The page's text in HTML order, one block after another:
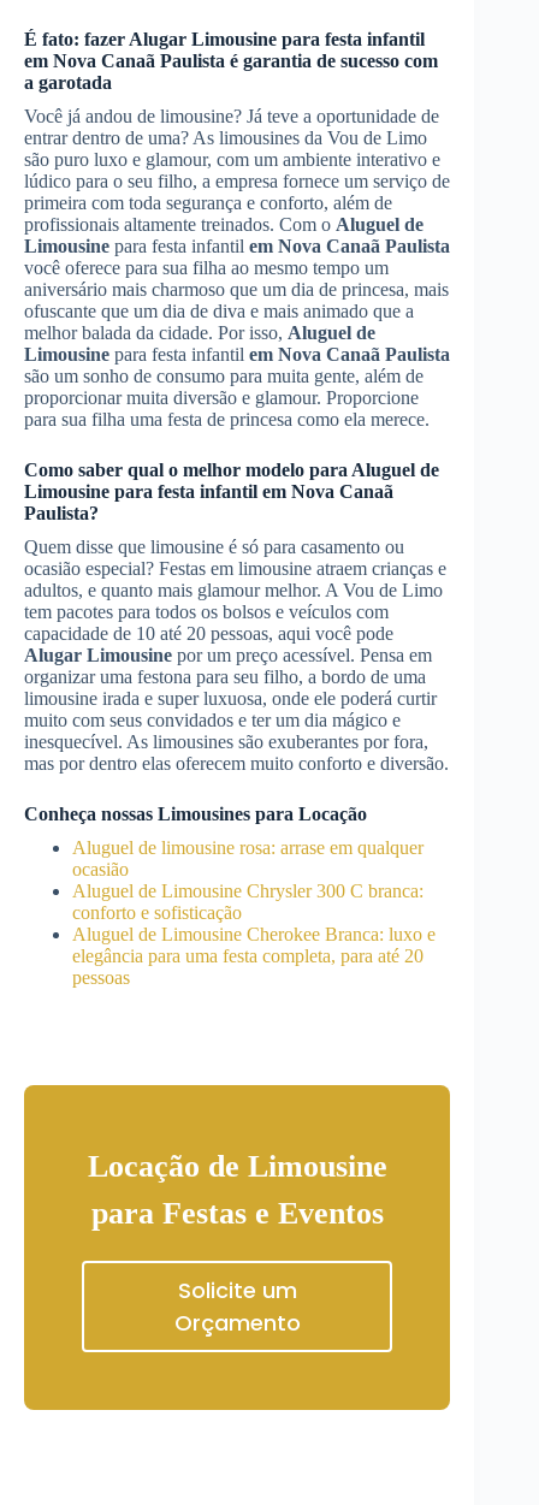
É fato: fazer Alugar Limousine para festa infantil
em Nova Canaã Paulista é garantia de sucesso com
a garotada
Você já andou de limousine? Já teve a oportunidade de
entrar dentro de uma? As limousines da Vou de Limo
são puro luxo e glamour, com um ambiente interativo e
lúdico para o seu filho, a empresa fornece um serviço de
primeira com toda segurança e conforto, além de
profissionais altamente treinados. Com o Aluguel de
Limousine para festa infantil em Nova Canaã Paulista
você oferece para sua filha ao mesmo tempo um
aniversário mais charmoso que um dia de princesa, mais
ofuscante que um dia de diva e mais animado que a
melhor balada da cidade. Por isso, Aluguel de
Limousine para festa infantil em Nova Canaã Paulista
são um sonho de consumo para muita gente, além de
proporcionar muita diversão e glamour. Proporcione
para sua filha uma festa de princesa como ela merece.
Como saber qual o melhor modelo para Aluguel de
Limousine para festa infantil em Nova Canaã
Paulista?
Quem disse que limousine é só para casamento ou
ocasião especial? Festas em limousine atraem crianças e
adultos, e quanto mais glamour melhor. A Vou de Limo
tem pacotes para todos os bolsos e veículos com
capacidade de 10 até 20 pessoas, aqui você pode
Alugar Limousine por um preço acessível. Pensa em
organizar uma festona para seu filho, a bordo de uma
limousine irada e super luxuosa, onde ele poderá curtir
muito com seus convidados e ter um dia mágico e
inesquecível. As limousines são exuberantes por fora,
mas por dentro elas oferecem muito conforto e diversão.
Conheça nossas Limousines para Locação
Aluguel de limousine rosa: arrase em qualquer
ocasião
Aluguel de Limousine Chrysler 300 C branca:
conforto e sofisticação
Aluguel de Limousine Cherokee Branca: luxo e
elegância para uma festa completa, para até 20
pessoas
Locação de Limousine
para Festas e Eventos
Solicite um
Orçamento